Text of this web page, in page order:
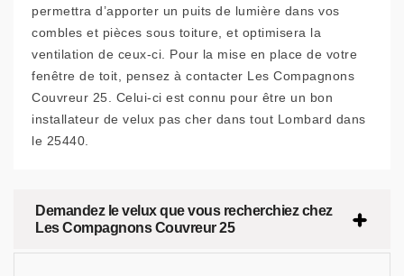
permettra d’apporter un puits de lumière dans vos
combles et pièces sous toiture, et optimisera la
ventilation de ceux-ci. Pour la mise en place de votre
fenêtre de toit, pensez à contacter Les Compagnons
Couvreur 25. Celui-ci est connu pour être un bon
installateur de velux pas cher dans tout Lombard dans
le 25440.
Demandez le velux que vous recherchiez chez
Les Compagnons Couvreur 25